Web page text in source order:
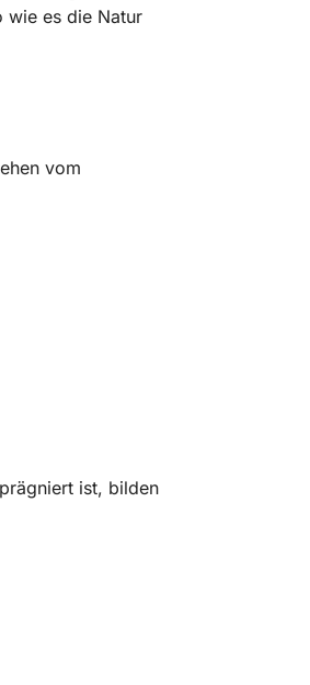
wie es die Natur
vom
ist, bilden